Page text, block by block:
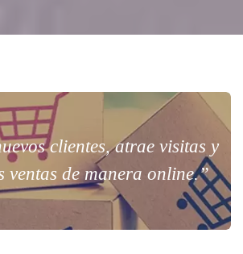
clientes, atrae visitas y
ventas de manera online.”